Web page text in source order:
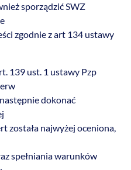
sporządzić SWZ
zgodnie z art 134 ustawy
139 ust. 1 ustawy Pzp
dokonać
została najwyżej oceniona,
spełniania warunków